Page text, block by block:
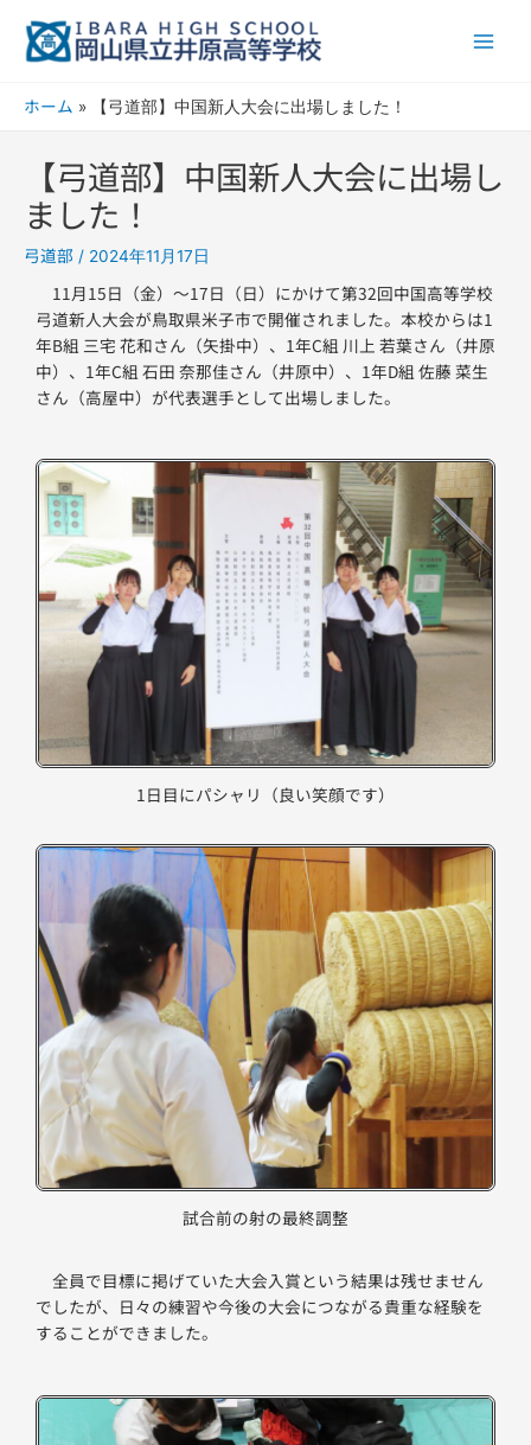
ホーム 【弓道部】中国新人大会に出場しました！
【弓道部】中国新人大会に出場し
ました！
弓道部 / 2024年11月17日
11月15日（金）〜17日（日）にかけて第32回中国高等学校
弓道新人大会が鳥取県米子市で開催されました。本校からは1
年B組 三宅 花和さん（矢掛中）、1年C組 川上 若葉さん（井原
中）、1年C組 石田 奈那佳さん（井原中）、1年D組 佐藤 菜生
さん（高屋中）が代表選手として出場しました。
1日目にパシャリ（良い笑顔です）
試合前の射の最終調整
全員で目標に掲げていた大会入賞という結果は残せません
でしたが、日々の練習や今後の大会につながる貴重な経験を
することができました。